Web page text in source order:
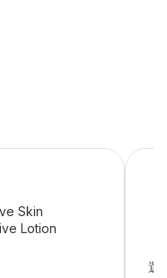
Skin
Lotion
選